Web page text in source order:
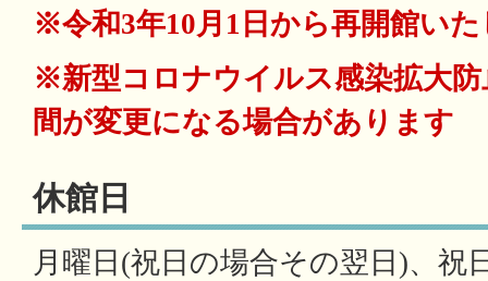
※令和3年10月1日から再開館い
※新型コロナウイルス感染拡大
間が変更になる場合があります
休館日
月曜日(祝日の場合その翌日)、祝